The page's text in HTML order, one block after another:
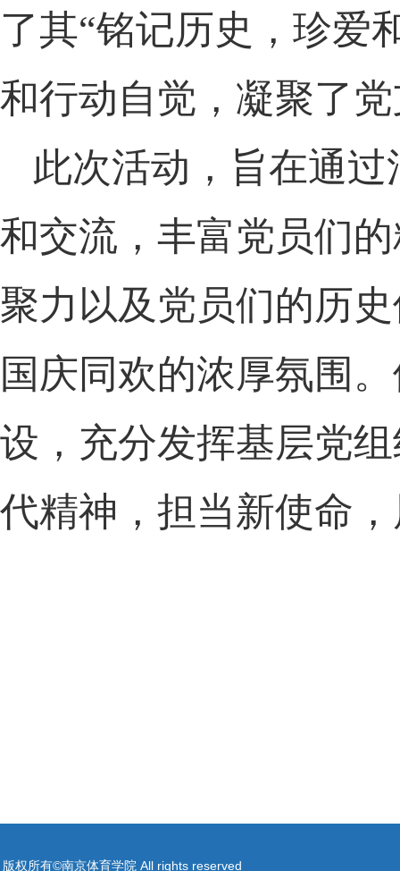
了其“铭记历史，珍爱
和行动自觉，凝聚了
此次活动，旨在通过
和交流 ，丰富党员们的
聚力 以及党员们的历
国庆同欢的浓厚氛围 。
设，充分发挥基层党
代精神，担当新使命
版权所有©南京体育学院 All rights reserved